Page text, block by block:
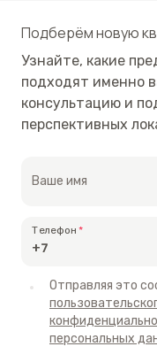
приобрести жилье,
доступной цене!
Подберём новую
Узнайте, какие
подходят именно
консультацию и
перспективных
Ваше имя
Телефон
Отправляя это
персональных